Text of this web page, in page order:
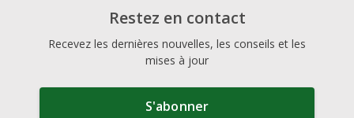
Restez en contact
Recevez les dernières nouvelles, les conseils et les
mises à jour
S'abonner